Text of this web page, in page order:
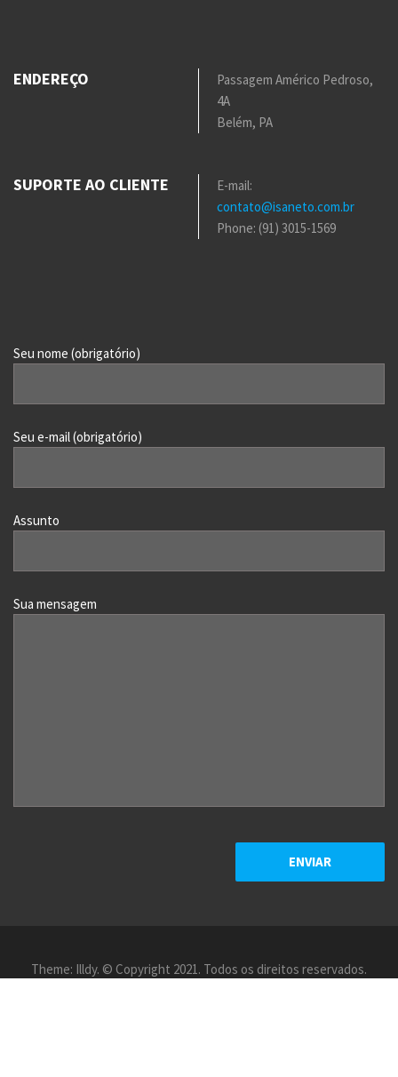
ENDEREÇO
Passagem Américo Pedroso,
4A
Belém, PA
SUPORTE AO CLIENTE
E-mail:
contato@isaneto.com.br
Phone: (91) 3015-1569
Seu nome (obrigatório)
Seu e-mail (obrigatório)
Assunto
Sua mensagem
Theme: Illdy. © Copyright 2021. Todos os direitos reservados.